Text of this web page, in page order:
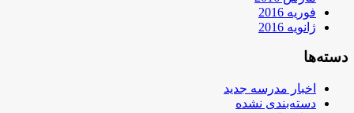
فوریه 2016
ژانویه 2016
دسته‌ها
اخبار مدرسه جدید
دسته‌بندی نشده